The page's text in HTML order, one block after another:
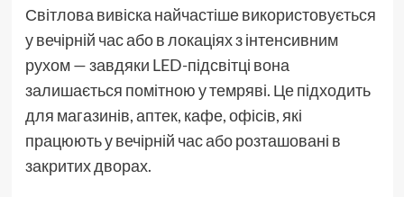
Світлова вивіска найчастіше використовується
у вечірній час або в локаціях з інтенсивним
рухом — завдяки LED-підсвітці вона
залишається помітною у темряві. Це підходить
для магазинів, аптек, кафе, офісів, які
працюють у вечірній час або розташовані в
закритих дворах.